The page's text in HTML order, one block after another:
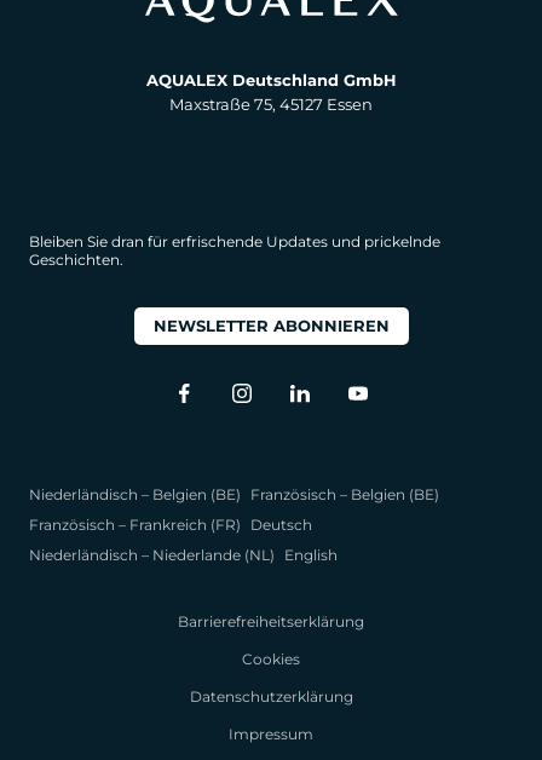
AQUALEX Deutschland GmbH
Maxstraße 75, 45127 Essen
Bleiben Sie dran für erfrischende Updates und prickelnde
Geschichten.
NEWSLETTER ABONNIEREN
Niederländisch – Belgien (BE)
Französisch – Belgien (BE)
Französisch – Frankreich (FR)
Deutsch
Niederländisch – Niederlande (NL)
English
Barrierefreiheitserklärung
Cookies
Datenschutzerklärung
Impressum